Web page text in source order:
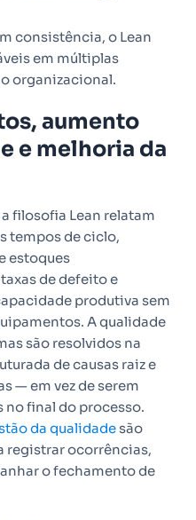
consistência, o Lean
em múltiplas
organizacional.
aumento
e melhoria da
filosofia Lean relatam
tempos de ciclo,
estoques
de defeito e
produtiva sem
A qualidade
são resolvidos na
de causas raiz e
— em vez de serem
no final do processo.
da qualidadesão
registrar ocorrências,
o fechamento de